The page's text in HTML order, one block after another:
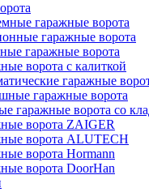
гаражные ворота
гаражные ворота
гаражные ворота
ворота с калиткой
гаражные
гаражные ворота
гаражные ворота со
ворота ZAIGER
ворота ALUTECH
ворота Hormann
ворота DoorHan